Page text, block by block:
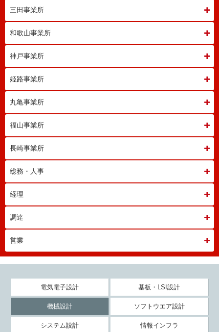
三田事業所
和歌山事業所
神戸事業所
姫路事業所
丸亀事業所
福山事業所
長崎事業所
総務・人事
経理
調達
営業
電気電子設計 基板・LSI設計
機械設計 ソフトウエア設計
システム設計 情報インフラ